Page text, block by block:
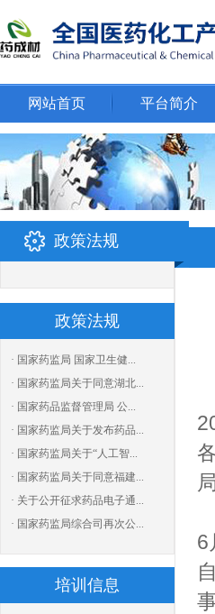
网站首页 平台简介
政策法规
政策法规
· 国家药监局 国家卫生健...
· 国家药监局关于同意湖北...
· 国家药品监督管理局 公...
· 国家药监局关于发布药品...
· 国家药监局关于“人工智...
· 国家药监局关于同意福建...
· 关于公开征求药品电子通...
· 国家药监局综合司再次公...
培训信息
6